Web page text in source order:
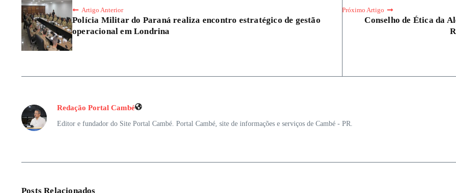
Artigo Anterior
Polícia Militar do Paraná realiza encontro estratégico de gestão
operacional em Londrina
Próximo Artigo
Conselho de Ética da
Redação Portal Cambé
Editor e fundador do Site Portal Cambé. Portal Cambé, site de informações e serviços de Cambé - PR.
Posts Relacionados